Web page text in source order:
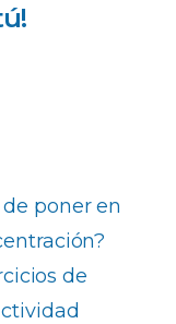
poner en
de